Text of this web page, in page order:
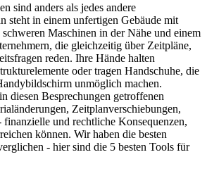
sind anders als jedes andere
steht in einem unfertigen Gebäude mit
Maschinen in der Nähe und einem
die gleichzeitig über Zeitpläne,
reden. Ihre Hände halten
oder tragen Handschuhe, die
unmöglich machen.
diesen Besprechungen getroffenen
Zeitplanverschiebungen,
finanzielle und rechtliche Konsequenzen,
können. Wir haben die besten
- hier sind die 5 besten Tools für